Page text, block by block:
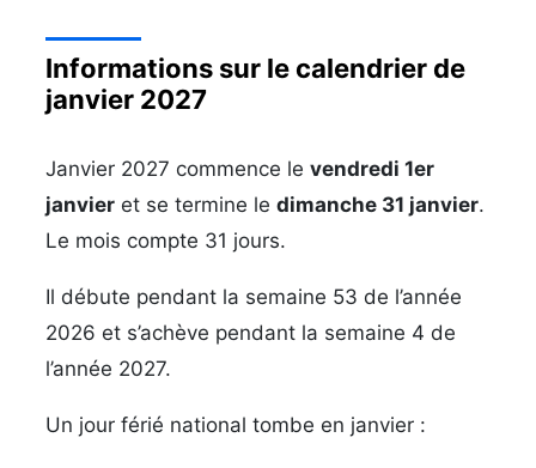
Informations sur le calendrier de
janvier 2027
Janvier 2027 commence levendredi 1er
janvier et se termine ledimanche 31 janvier.
Le mois compte 31 jours.
Il débute pendant la semaine 53 de l’année
2026 et s’achève pendant la semaine 4 de
l’année 2027.
Un jour férié national tombe en janvier :